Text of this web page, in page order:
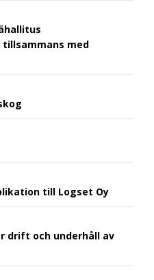
med
till Logset Oy
drift och underhåll av